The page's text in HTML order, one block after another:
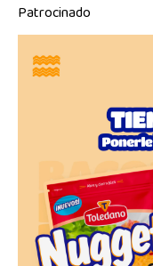
Patrocinado